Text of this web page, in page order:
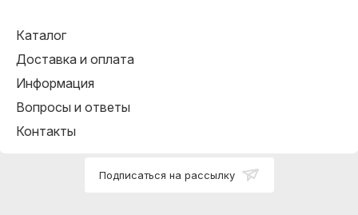
Каталог
Доставка и оплата
Информация
Вопросы и ответы
Контакты
Подписаться на рассылку